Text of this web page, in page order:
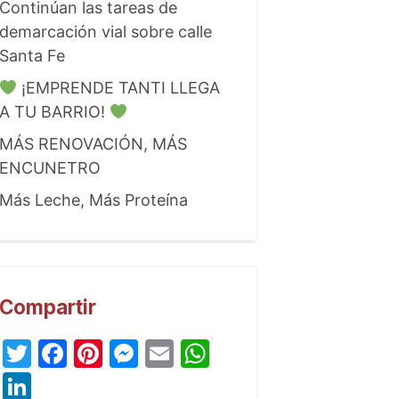
las tareas de
vial sobre calle
Fe
¡EMPRENDE TANTI LLEGA
TU BARRIO!
RENOVACIÓN, MÁS
Leche, Más Proteína
Twitter
Facebook
Pinterest
Messenger
EmailWhatsApp
LinkedIn